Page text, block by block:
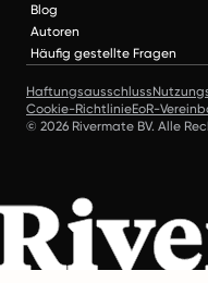
Blog
Autoren
Häufig gestellte Fragen
Haftungsausschluss
Cookie-RichtlinieEoR-
© 2026 Rivermate BV. Alle